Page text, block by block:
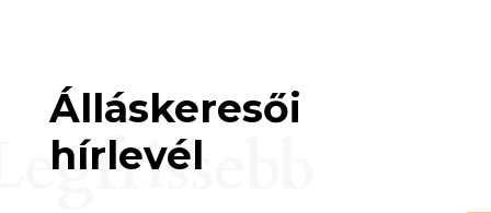
Álláskeresői
hírlevél